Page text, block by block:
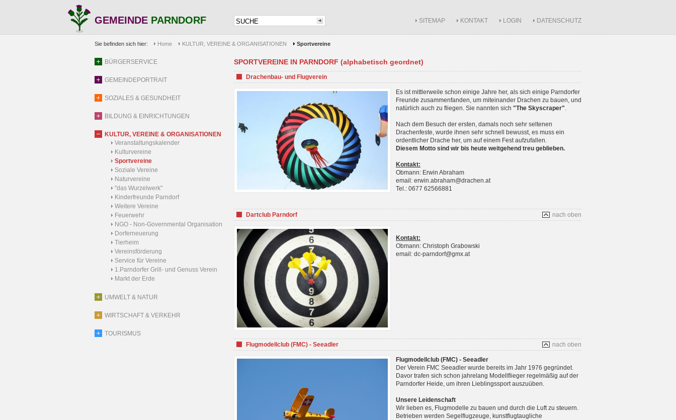
GEMEINDE PARNDORF SITEMAP KONTAKT LOGIN DATENSCHUTZ
Sie befinden sich hier: Home KULTUR, VEREINE & ORGANISATIONEN Sportvereine
BÜRGERSERVICE
GEMEINDEPORTRAIT
SOZIALES & GESUNDHEIT
BILDUNG & EINRICHTUNGEN
KULTUR, VEREINE & ORGANISATIONEN
Veranstaltungskalender
Kulturvereine
Sportvereine
Soziale Vereine
Naturvereine
"das Wurzelwerk"
Kinderfreunde Parndorf
Weitere Vereine
Feuerwehr
NGO - Non-Governmental Organisation
Dorferneuerung
Tierheim
Vereinsförderung
Service für Vereine
1.Parndorfer Grill- und Genuss Verein
Markt der Erde
UMWELT & NATUR
WIRTSCHAFT & VERKEHR
TOURISMUS
SPORTVEREINE IN PARNDORF (alphabetisch geordnet)
Drachenbau- und Flugverein
Es ist mittlerweile schon einige Jahre her, als sich einige Parndorfer
Freunde zusammenfanden, um miteinander Drachen zu bauen, und
natürlich auch zu fliegen. Sie nannten sich "The Skyscraper".
Nach dem Besuch der ersten, damals noch sehr seltenen
Drachenfeste, wurde ihnen sehr schnell bewusst, es muss ein
ordentlicher Drache her, um auf einem Fest aufzufallen.
Diesem Motto sind wir bis heute weitgehend treu geblieben.
Kontakt:
Obmann: Erwin Abraham
email: erwin.abraham@drachen.at
Tel.: 0677 62566881
nach oben
Dartclub Parndorf
Kontakt:
Obmann: Christoph Grabowski
email: dc-parndorf@gmx.at
nach oben
Flugmodellclub (FMC) - Seeadler
Flugmodellclub (FMC) - Seeadler
Der Verein FMC Seeadler wurde bereits im Jahr 1976 gegründet.
Davor trafen sich schon jahrelang Modellflieger regelmäßig auf der
Parndorfer Heide, um ihren Lieblingssport auszuüben.
Unsere Leidenschaft
Wir lieben es, Flugmodelle zu bauen und durch die Luft zu steuern.
Betrieben werden Segelflugzeuge, kunstflugtaugliche